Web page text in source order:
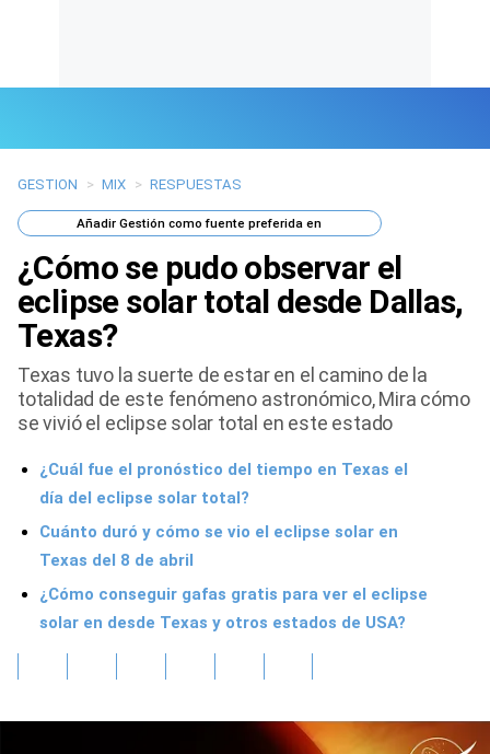
Últimas Noticias
Mi Bolsillo
Respuestas
Gente
Vida Laboral
GESTION > MIX > RESPUESTAS
AñadirGestión como fuente preferida en
¿Cómo se pudo observar el
eclipse solar total desde Dallas,
Texas?
Texas tuvo la suerte de estar en el camino de la
totalidad de este fenómeno astronómico, Mira cómo
se vivió el eclipse solar total en este estado
¿Cuál fue el pronóstico del tiempo en Texas el
día del eclipse solar total?
Cuánto duró y cómo se vio el eclipse solar en
Texas del 8 de abril
¿Cómo conseguir gafas gratis para ver el eclipse
solar en desde Texas y otros estados de USA?